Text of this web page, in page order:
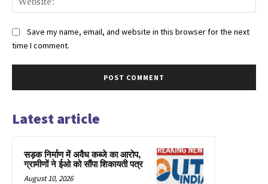
Save my name, email, and website in this browser for the next
time I comment.
Latest article
सड़क निर्माण में अवैध कब्जे का आरोप,
ग्रामीणों ने ईओ को सौंपा शिकायती पत्र
August 10, 2026